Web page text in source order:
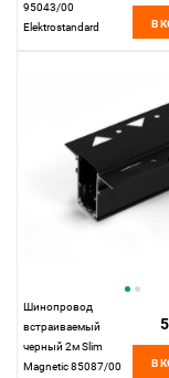
95043/00
Elektrostandard
В
Шинопровод
встраиваемый
черный 2м Slim
Magnetic 85087/00
В